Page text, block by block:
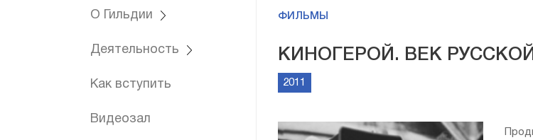
О Гильдии
Деятельность
Как вступить
Видеозал
ФИЛЬМЫ
КИНОГЕРОЙ. ВЕК
2011